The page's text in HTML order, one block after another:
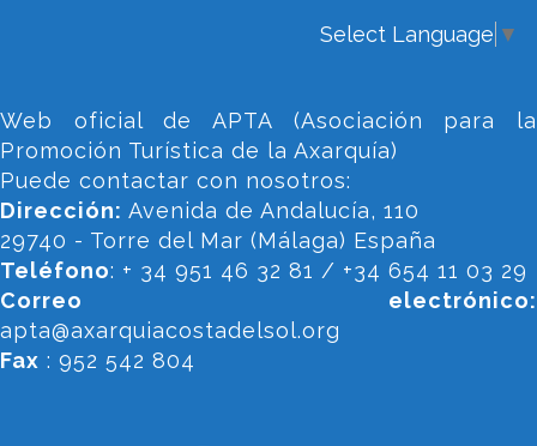
Select Language ▼
Web oficial de APTA (Asociación para la
Promoción Turística de la Axarquía)
Puede contactar con nosotros:
Dirección: Avenida de Andalucía, 110
29740 - Torre del Mar (Málaga) España
Teléfono: + 34 951 46 32 81 / +34 654 11 03 29
Correo electrónico:
apta@axarquiacostadelsol.org
Fax : 952 542 804